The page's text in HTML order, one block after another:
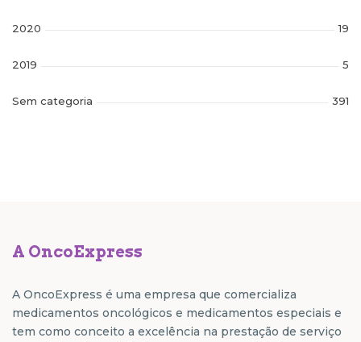
2020 19
2019 5
Sem categoria 391
A OncoExpress
A OncoExpress é uma empresa que comercializa
medicamentos oncológicos e medicamentos especiais e
tem como conceito a excelência na prestação de serviço